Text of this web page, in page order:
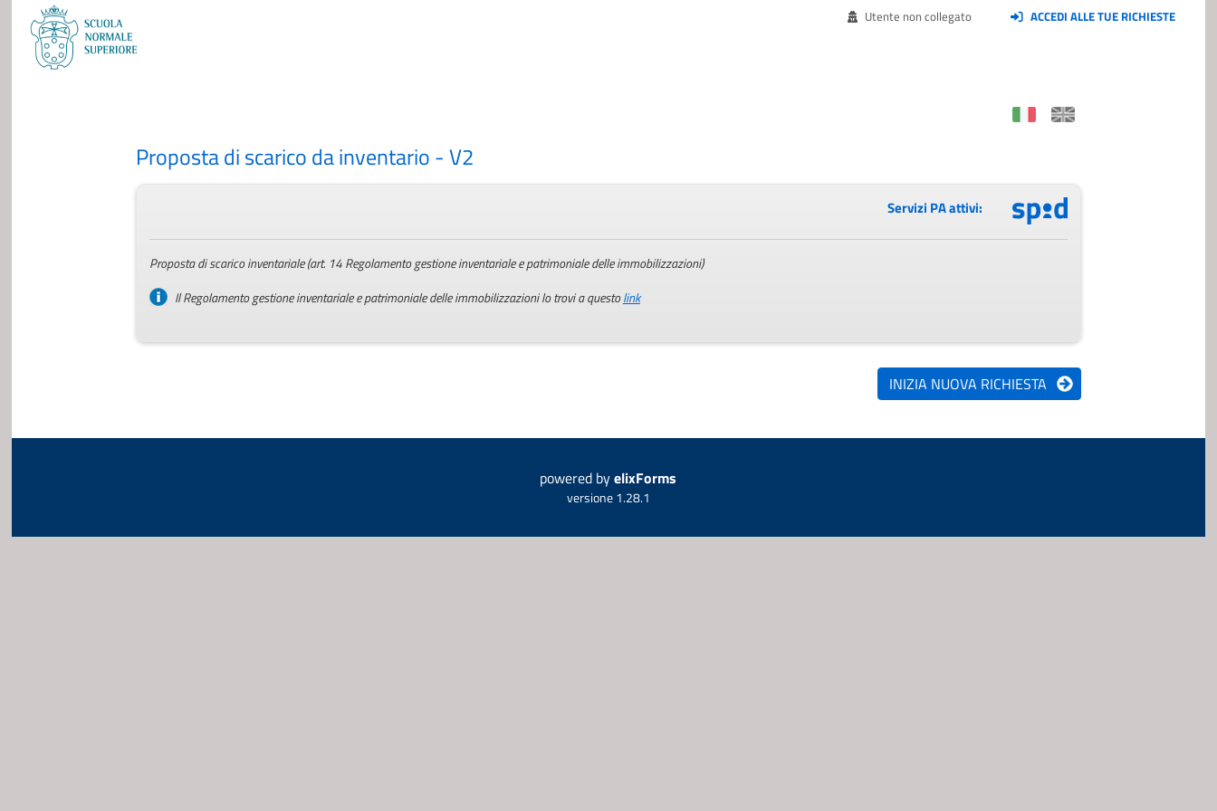
Utente non collegato ACCEDI ALLE TUE RICHIESTE
Proposta di scarico da inventario - V2
Servizi PA attivi:
Proposta di scarico inventariale (art. 14 Regolamento gestione inventariale e patrimoniale delle immobilizzazioni)
Il Regolamento gestione inventariale e patrimoniale delle immobilizzazioni lo trovi a questolink
powered byelixForms
versione 1.28.1